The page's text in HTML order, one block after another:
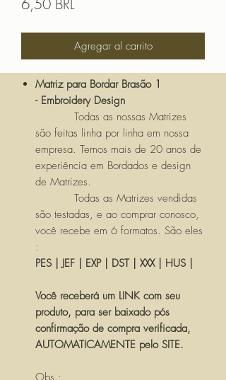
6,50 BRL
Agregar al carrito
Matriz para Bordar Brasão 1
- Embroidery Design
Todas as nossas Matrizes
são feitas linha por linha em nossa
empresa. Temos mais de 20 anos de
experiência em Bordados e design
de Matrizes.
Todas as Matrizes vendidas
são testadas, e ao comprar conosco,
você recebe em 6 formatos. São eles
:
PES | JEF | EXP | DST | XXX | HUS |
Você receberá um LINK com seu
produto, para ser baixado pós
confirmação de compra verificada,
AUTOMATICAMENTE pelo SITE.